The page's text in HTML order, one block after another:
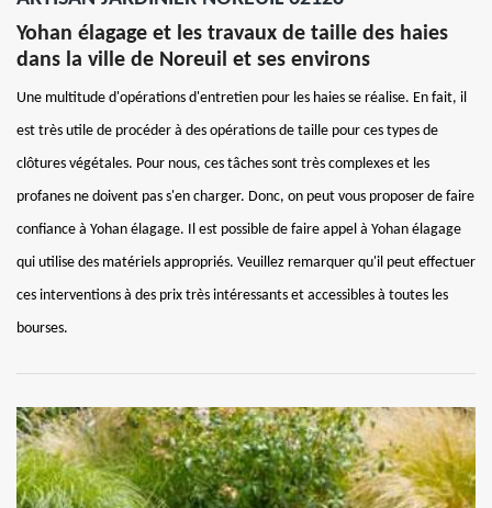
Yohan élagage et les travaux de taille des haies
dans la ville de Noreuil et ses environs
Une multitude d'opérations d'entretien pour les haies se réalise. En fait, il
est très utile de procéder à des opérations de taille pour ces types de
clôtures végétales. Pour nous, ces tâches sont très complexes et les
profanes ne doivent pas s'en charger. Donc, on peut vous proposer de faire
confiance à Yohan élagage. Il est possible de faire appel à Yohan élagage
qui utilise des matériels appropriés. Veuillez remarquer qu'il peut effectuer
ces interventions à des prix très intéressants et accessibles à toutes les
bourses.